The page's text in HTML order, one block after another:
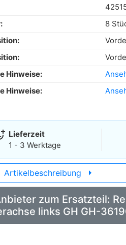
8
Hinweise:
Hinweise:
Lieferzeit
1 - 3 Werktage
Artikelbeschreibung arrow_right
zum Ersatzteil:
links GH GH-